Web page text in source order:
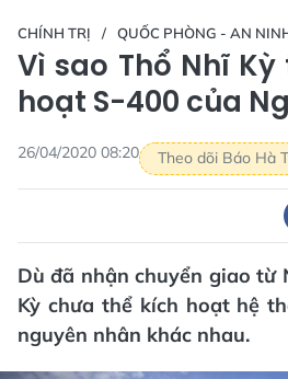
CHÍNH TRỊ QUỐC PHÒNG - AN
Vì sao Thổ Nhĩ
hoạt S-400 của
26/04/2020 08:20 Theo dõi Báo Hà
Dù đã nhận chuyển giao từ
Kỳ chưa thể kích hoạt hệ
nguyên nhân khác nhau.